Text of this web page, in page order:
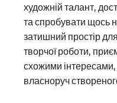
художній талант,
та спробувати щось
затишний простір
творчої роботи,
схожими інтересами,
власноруч